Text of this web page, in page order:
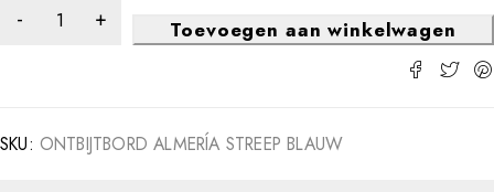
Toevoegen aan winkelwagen
SKU: ONTBIJTBORD ALMERÍA STREEP BLAUW